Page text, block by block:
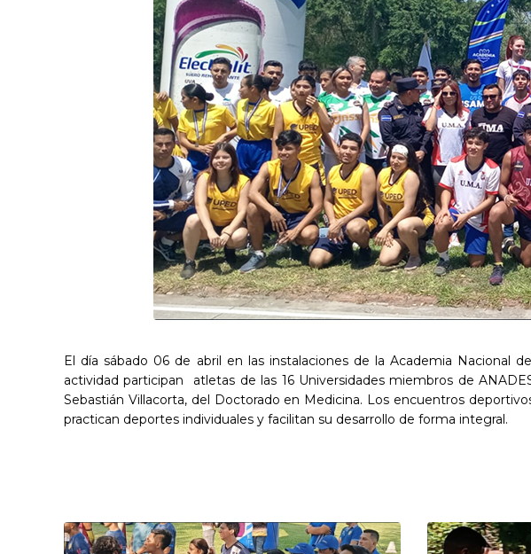
El día sábado 06 de abril en las instalaciones de la Academia Nacional
actividad participan atletas de las 16 Universidades miembros de
Sebastián Villacorta, del Doctorado en Medicina. Los encuentros
practican deportes individuales y facilitan su desarrollo de forma integral.